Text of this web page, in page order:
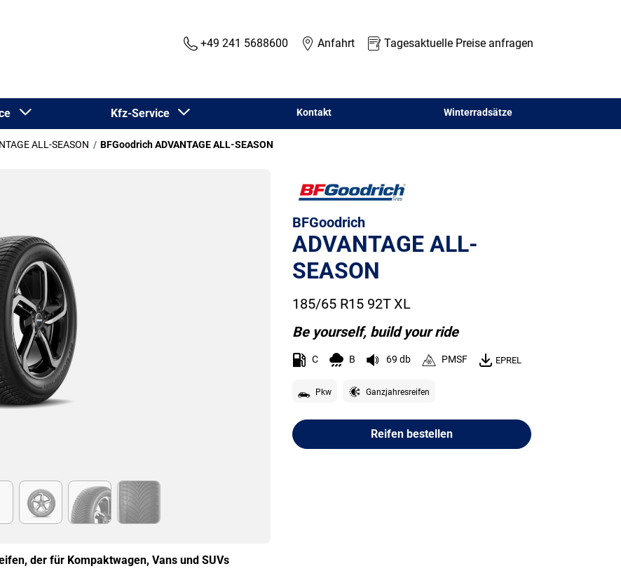
+49 241 5688600 Anfahrt Tagesaktuelle Preise anfragen
Kfz-Service Kontakt Winterradsätze
ALL-SEASON BFGoodrich ADVANTAGE ALL-SEASON
der für Kompaktwagen, Vans und SUVs
BFGoodrich
ADVANTAGE ALL-
SEASON
185/65 R15 92T XL
Be yourself, build your ride
C B 69 db PMSF EPREL
Pkw Ganzjahresreifen
Reifen bestellen